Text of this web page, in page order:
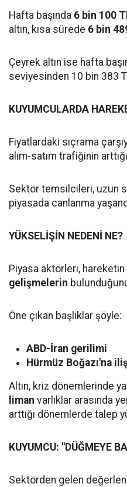
Hafta başında 6 bin 100
altın, kısa sürede 6 bin
Çeyrek altın ise hafta
seviyesinden 10 bin 383
KUYUMCULARDA
Fiyatlardaki sıçrama
alım-satım trafiğinin
Sektör temsilcileri, uzun
piyasada canlanma
YÜKSELİŞİN NEDENİ NE?
Piyasa aktörleri, hareketin
gelişmelerin
Öne çıkan başlıklar şöyle:
ABD-İran gerilimi
Hürmüz Boğazı'na
Altın, kriz dönemlerinde
liman varlıklar arasında
arttığı dönemlerde talep
KUYUMCU: "DÜĞMEYE
Sektörden gelen